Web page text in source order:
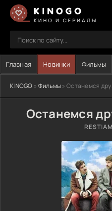
KINOGO
КИНО И СЕРИАЛЫ
Главная Новинки Фильмы
KINOGO » Фильмы» Останемся
Останемся